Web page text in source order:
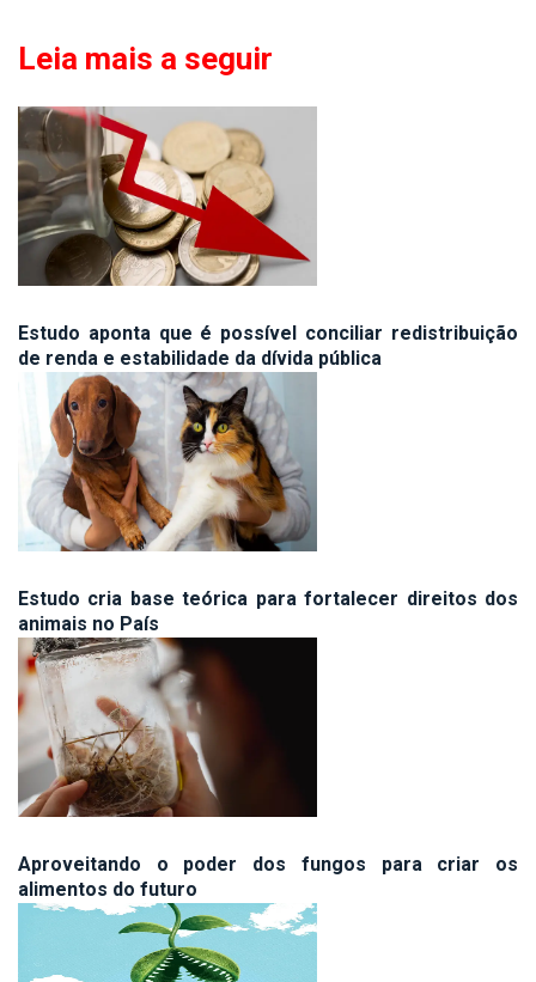
Leia mais a seguir
Estudo aponta que é possível conciliar redistribuição
de renda e estabilidade da dívida pública
Estudo cria base teórica para fortalecer direitos dos
animais no País
Aproveitando o poder dos fungos para criar os
alimentos do futuro